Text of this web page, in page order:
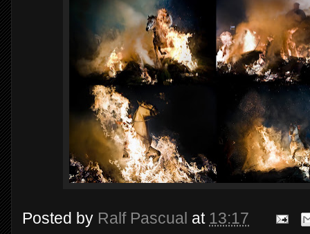
Posted by Ralf Pascual at 13:17